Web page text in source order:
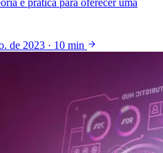
de 2023 · 10 min